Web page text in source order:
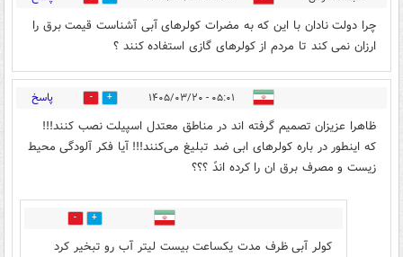
چرا دولت نادان با این که به مضرات کولرهای آبی آشناست قیمت برق را
ارزان نمی کند تا مردم از کولرهای گازی استفاده کنند ؟
۰۵:۰۱ - ۱۴۰۵/۰۳/۲۰ 4 پاسخ
ظاهرا عزیزان تصمیم گرفته اند در مناطق معتدل اسپیلت نصب کنند!!!
که اینطور در باره کولرهای ابی ضد تبلیغ می‌کنند!!! آیا فکر آلودگی محیط
زیست و مصرف برق ان را کرده اندً‌ ؟؟؟
3
کولر آبی ظرف مدت یکساعت بیست لیتر آب رو تبخیر کرد